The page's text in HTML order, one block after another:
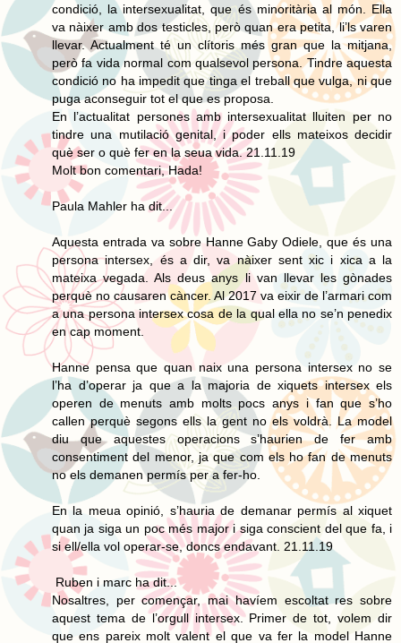
condició, la intersexualitat, que és minoritària al món. Ella
va nàixer amb dos testicles, però quan era petita, li’ls varen
llevar. Actualment té un clítoris més gran que la mitjana,
però fa vida normal com qualsevol persona. Tindre aquesta
condició no ha impedit que tinga el treball que vulga, ni que
puga aconseguir tot el que es proposa.
En l’actualitat persones amb intersexualitat lluiten per no
tindre una mutilació genital, i poder ells mateixos decidir
què ser o què fer en la seua vida. 21.11.19
Molt bon comentari, Hada!
Paula Mahler ha dit...
Aquesta entrada va sobre Hanne Gaby Odiele, que és una
persona intersex, és a dir, va nàixer sent xic i xica a la
mateixa vegada. Als deus anys li van llevar les gònades
perquè no causaren càncer. Al 2017 va eixir de l’armari com
a una persona intersex cosa de la qual ella no se’n penedix
en cap moment.
Hanne pensa que quan naix una persona intersex no se
l’ha d’operar ja que a la majoria de xiquets intersex els
operen de menuts amb molts pocs anys i fan que s’ho
callen perquè segons ells la gent no els voldrà. La model
diu que aquestes operacions s’haurien de fer amb
consentiment del menor, ja que com els ho fan de menuts
no els demanen permís per a fer-ho.
En la meua opinió, s’hauria de demanar permís al xiquet
quan ja siga un poc més major i siga conscient del que fa, i
si ell/ella vol operar-se, doncs endavant. 21.11.19
Ruben i marc ha dit...
Nosaltres, per començar, mai havíem escoltat res sobre
aquest tema de l’orgull intersex. Primer de tot, volem dir
que ens pareix molt valent el que va fer la model Hanne